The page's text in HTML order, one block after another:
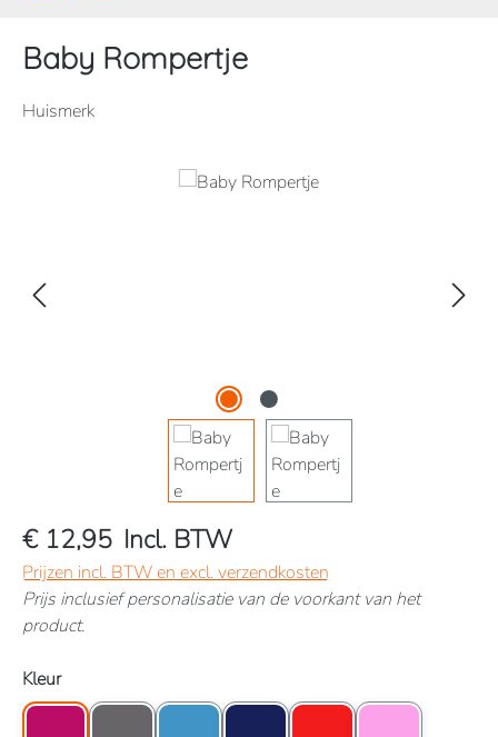
Baby Rompertje
Huismerk
Afbeeldingengalerij overslaan
€ 12,95 Incl. BTW
Prijzen incl. BTW en excl. verzendkosten
Prijs inclusief personalisatie van de voorkant van het
product.
Selecteer
Kleur
Kleuroptie: Fuchsia
Kleuroptie: GrijsKleuroptie: Lichtblauw
Kleuroptie: Marine
Kleuroptie: Rood
Kleuroptie: Roze